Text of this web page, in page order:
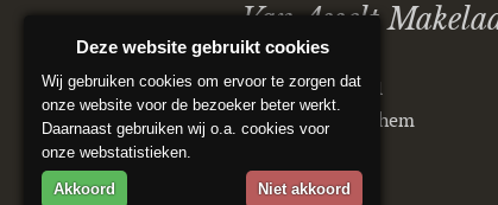
Van Asselt
Postbus 5151
6802 ED Arnhem
Deze website gebruikt cookies
Wij gebruiken cookies om ervoor te zorgen dat
onze website voor de bezoeker beter werkt.
Daarnaast gebruiken wij o.a. cookies voor
onze webstatistieken.
Akkoord Niet akkoord